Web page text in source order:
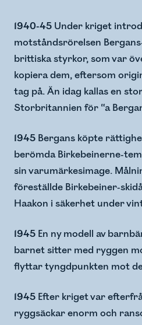
1940-45 Under kriget
motståndsrörelsen
brittiska styrkor, som var
kopiera dem, eftersom
tag på. Än idag kallas en
Storbritannien för “a
1945 Bergans köpte
berömda Birkebeinerne-
sin varumärkesimage.
föreställde Birkebeiner-
Haakon i säkerhet under
1945 En ny modell av
barnet sitter med ryggen
flyttar tyngdpunkten mot
1945 Efter kriget var
ryggsäckar enorm och